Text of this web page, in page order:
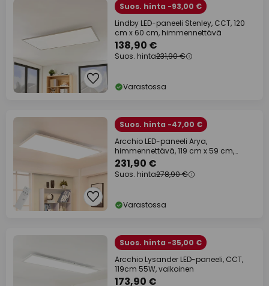
Suos. hinta -93,00 €
Lindby LED-paneeli Stenley, CCT, 120
cm x 60 cm, himmennettävä
138,90 €
Suos. hinta231,90 €
Varastossa
Suos. hinta -47,00 €
Arcchio LED-paneeli Arya,
himmennettävä, 119 cm x 59 cm,
metallia
231,90 €
Suos. hinta278,90 €
Varastossa
Suos. hinta -35,00 €
Arcchio Lysander LED-paneeli, CCT,
119cm 55W, valkoinen
173,90 €